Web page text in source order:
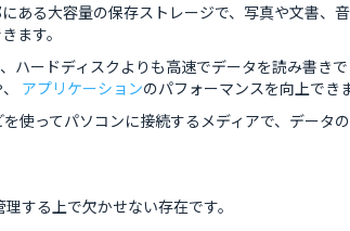
ある大容量の保存ストレージで、写真や文書、
ます。
ハードディスクよりも高速でデータを読み書きで
アプリケーションのパフォーマンスを向上でき
を使ってパソコンに接続するメディアで、データ
する上で欠かせない存在です。